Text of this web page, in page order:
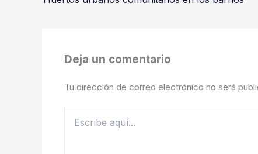
Deja un comentario
Tu dirección de correo electrónico no será
aquí...